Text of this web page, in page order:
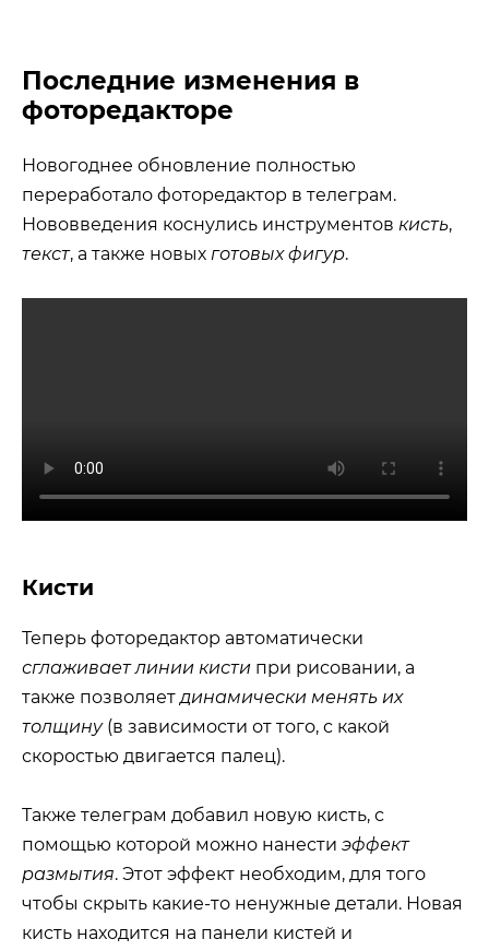
Последние изменения в
фоторедакторе
Новогоднее обновление полностью
переработало фоторедактор в телеграм.
Нововведения коснулись инструментов кисть,
текст, а также новых готовых фигур.
Кисти
Теперь фоторедактор автоматически
сглаживает линии кисти при рисовании, а
также позволяетдинамически менять их
толщину (в зависимости от того, с какой
скоростью двигается палец).
Также телеграм добавил новую кисть, с
помощью которой можно нанести эффект
размытия. Этот эффект необходим, для того
чтобы скрыть какие-то ненужные детали. Новая
кисть находится на панели кистей и